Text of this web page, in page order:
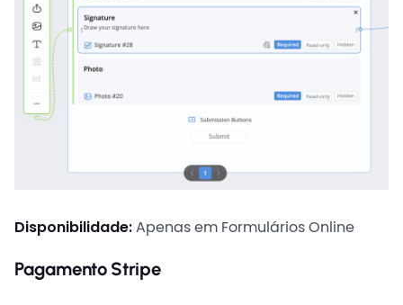
Disponibilidade:Apenas em Formulários Online
Pagamento Stripe